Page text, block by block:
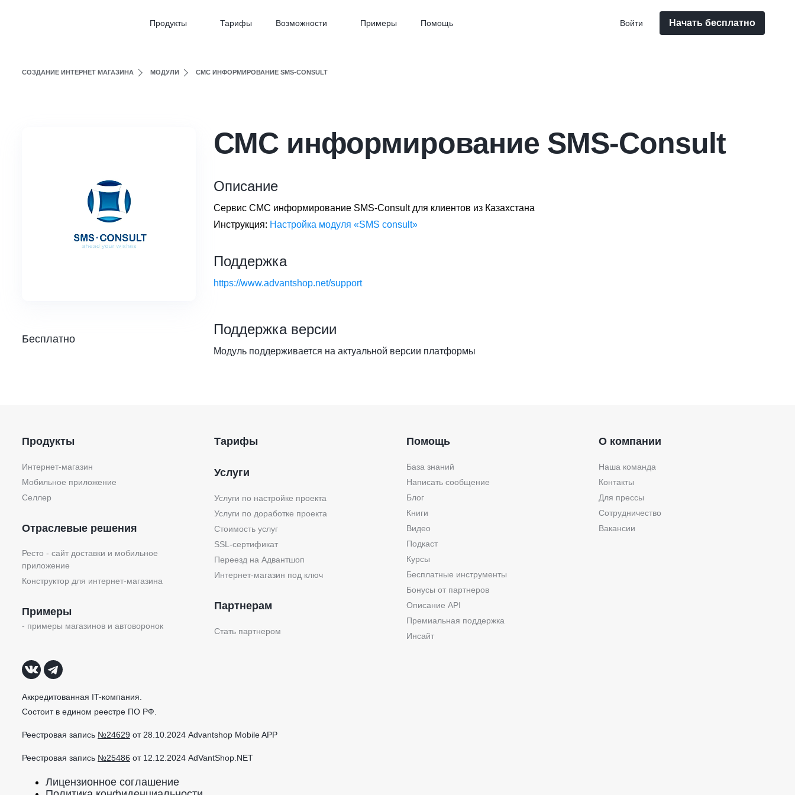
Продукты Тарифы Возможности Примеры Помощь Начать бесплатно
Войти
СОЗДАНИЕ ИНТЕРНЕТ МАГАЗИНА МОДУЛИ СМС ИНФОРМИРОВАНИЕ SMS-CONSULT
СМС информирование SMS-Consult
Бесплатно
Описание
Сервис СМС информирование SMS-Consult для клиентов из Казахстана
Инструкция: Настройка модуля «SMS consult»
Поддержка
https://www.advantshop.net/support
Поддержка версии
Модуль поддерживается на актуальной версии платформы
Продукты
Интернет-магазин
Мобильное приложение
Селлер
Отраслевые решения
Ресто - сайт доставки и мобильное
приложение
Конструктор для интернет-магазина
Примеры
- примеры магазинов и автоворонок
Тарифы
Услуги
Услуги по настройке проекта
Услуги по доработке проекта
Стоимость услуг
SSL-сертификат
Переезд на Адвантшоп
Интернет-магазин под ключ
Партнерам
Стать партнером
Помощь
База знаний
Написать сообщение
Блог
Книги
Видео
Подкаст
Курсы
Бесплатные инструменты
Бонусы от партнеров
Описание API
Премиальная поддержка
Инсайт
О компании
Наша команда
Контакты
Для прессы
Сотрудничество
Вакансии
Аккредитованная IT-компания.
Состоит в едином реестре ПО РФ.
Реестровая запись №24629 от 28.10.2024 Advantshop Mobile APP
Реестровая запись №25486 от 12.12.2024 AdVantShop.NET
Лицензионное соглашение